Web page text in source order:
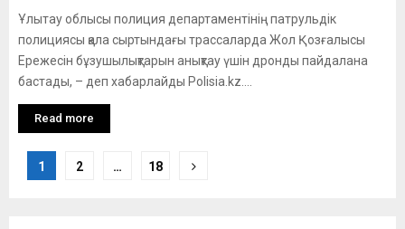
Ұлытау облысы полиция департаментінің патрульдік
полициясы қала сыртындағы трассаларда Жол Қозғалысы
Ережесін бұзушылықтарын анықтау үшін дронды пайдалана
бастады, – деп хабарлайды Polisia.kz....
Read more
Posts
1 2 … 18